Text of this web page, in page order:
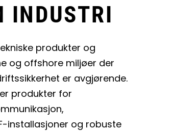
INDUSTRI
produkter og
og offshore miljøer der
er avgjørende.
produkter for
installasjoner og robuste